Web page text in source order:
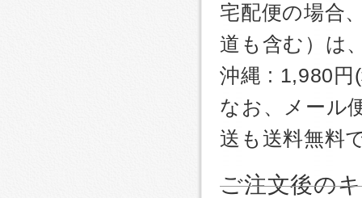
宅配便の場合
道も含む）は
沖縄 : 1,980円
なお、メール
送も送料無料
ご注文後の